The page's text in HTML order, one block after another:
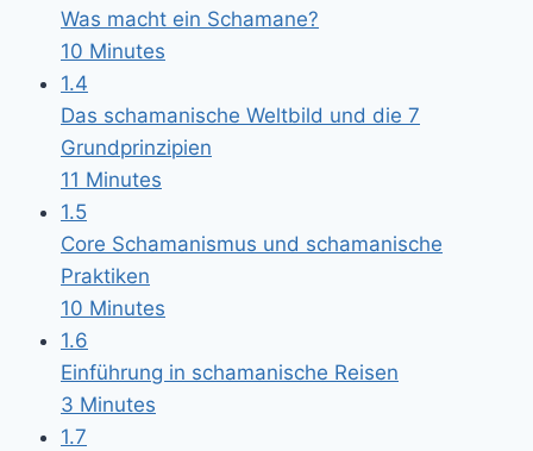
Was macht ein Schamane?
10 Minutes
1.4
Das schamanische Weltbild und die 7
Grundprinzipien
11 Minutes
1.5
Core Schamanismus und schamanische
Praktiken
10 Minutes
1.6
Einführung in schamanische Reisen
3 Minutes
1.7